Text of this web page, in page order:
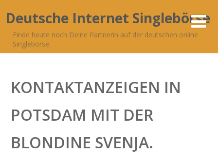
Deutsche Internet Singlebörse
Finde heute noch Deine Partnerin auf der deutschen online
Singlebörse.
KONTAKTANZEIGEN IN
POTSDAM MIT DER
BLONDINE SVENJA.